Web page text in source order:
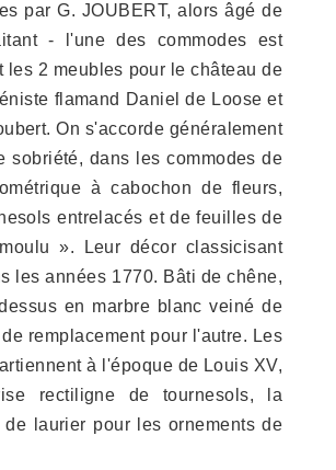
par G. JOUBERT, alors âgé de
- l'une des commodes est
2 meubles pour le château de
flamand Daniel de Loose et
On s'accorde généralement
sobriété, dans les commodes de
à cabochon de fleurs,
entrelacés et de feuilles de
». Leur décor classicisant
les années 1770. Bâti de chêne,
en marbre blanc veiné de
remplacement pour l'autre. Les
à l'époque de Louis XV,
rectiligne de tournesols, la
laurier pour les ornements de